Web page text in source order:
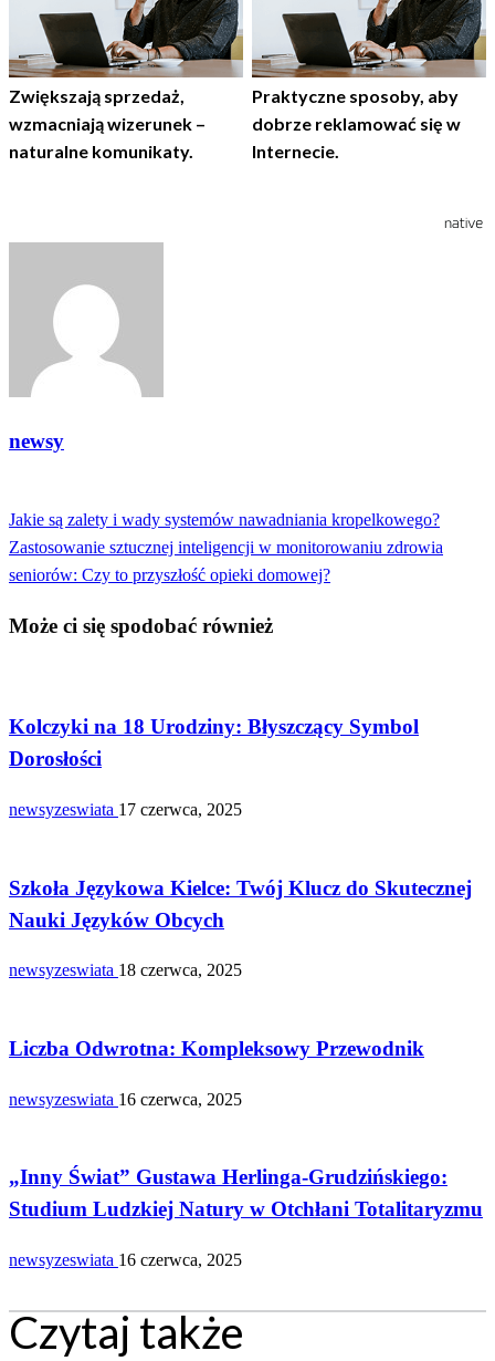
Zwiększają sprzedaż,
wzmacniają wizerunek –
naturalne komunikaty.
Praktyczne sposoby, aby
dobrze reklamować się w
Internecie.
newsy
Nawigacja
wpisu
Poprzedni
wpis
Jakie są zalety i wady systemów nawadniania kropelkowego?
Następny
wpis
Zastosowanie sztucznej inteligencji w monitorowaniu zdrowia
seniorów: Czy to przyszłość opieki domowej?
Może ci się spodobać również
Kolczyki na 18 Urodziny: Błyszczący Symbol
Dorosłości
newsyzeswiata 17 czerwca, 2025
Szkoła Językowa Kielce: Twój Klucz do Skutecznej
Nauki Języków Obcych
newsyzeswiata 18 czerwca, 2025
Liczba Odwrotna: Kompleksowy Przewodnik
newsyzeswiata 16 czerwca, 2025
„Inny Świat” Gustawa Herlinga-Grudzińskiego:
Studium Ludzkiej Natury w Otchłani Totalitaryzmu
newsyzeswiata 16 czerwca, 2025
Czytaj także